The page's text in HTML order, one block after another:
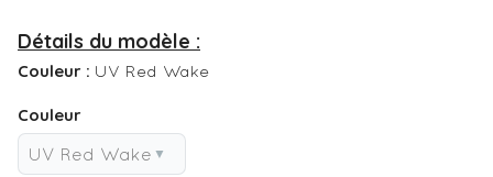
Détails du modèle :
Couleur : UV Red Wake
Couleur